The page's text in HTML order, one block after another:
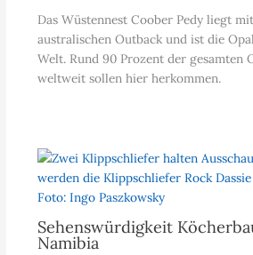
Das Wüstennest Coober Pedy liegt
australischen Outback und ist die
Welt. Rund 90 Prozent der gesamten
weltweit sollen hier herkommen.
Sehenswürdigkeit
Namibia